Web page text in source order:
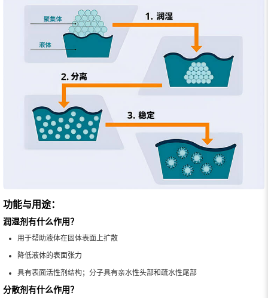
功能与用途：
润湿剂有什么作用？
用于帮助液体在固体表面上扩散
降低液体的表面张力
具有表面活性剂结构；分子具有亲水性头部和疏水性尾部
分散剂有什么作用？